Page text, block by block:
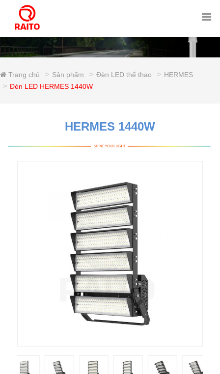
Trang chủ Sản phẩm Đèn LED thể thao
HERMES
Đèn LED HERMES 1440W
HERMES 1440W